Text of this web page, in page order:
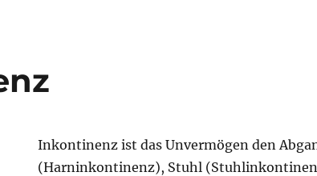
Inkontinenz ist das Unvermögen den
(Harninkontinenz), Stuhl